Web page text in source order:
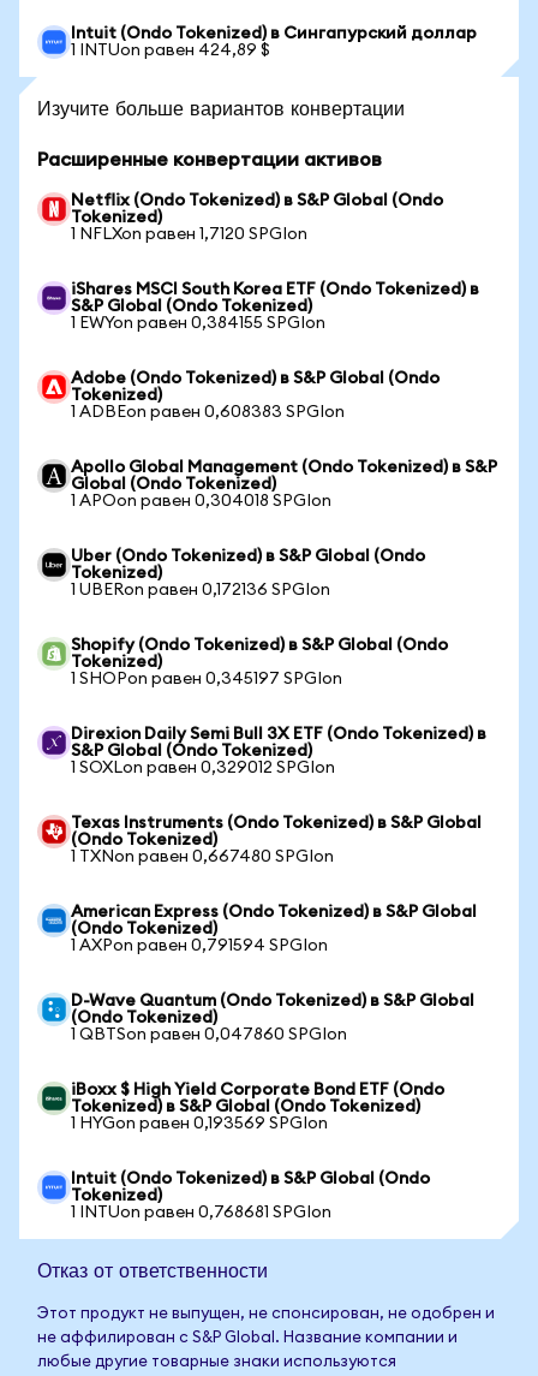
Intuit (Ondo Tokenized) в Сингапурский доллар
1 INTUon равен 424,89 $
Изучите больше вариантов конвертации
Расширенные конвертации активов
Netflix (Ondo Tokenized) в S&P Global (Ondo
Tokenized)
1 NFLXon равен 1,7120 SPGIon
iShares MSCI South Korea ETF (Ondo Tokenized) в
S&P Global (Ondo Tokenized)
1 EWYon равен 0,384155 SPGIon
Adobe (Ondo Tokenized) в S&P Global (Ondo
Tokenized)
1 ADBEon равен 0,608383 SPGIon
Apollo Global Management (Ondo Tokenized) в S&P
Global (Ondo Tokenized)
1 APOon равен 0,304018 SPGIon
Uber (Ondo Tokenized) в S&P Global (Ondo
Tokenized)
1 UBERon равен 0,172136 SPGIon
Shopify (Ondo Tokenized) в S&P Global (Ondo
Tokenized)
1 SHOPon равен 0,345197 SPGIon
Direxion Daily Semi Bull 3X ETF (Ondo Tokenized) в
S&P Global (Ondo Tokenized)
1 SOXLon равен 0,329012 SPGIon
Texas Instruments (Ondo Tokenized) в S&P Global
(Ondo Tokenized)
1 TXNon равен 0,667480 SPGIon
American Express (Ondo Tokenized) в S&P Global
(Ondo Tokenized)
1 AXPon равен 0,791594 SPGIon
D-Wave Quantum (Ondo Tokenized) в S&P Global
(Ondo Tokenized)
1 QBTSon равен 0,047860 SPGIon
iBoxx $ High Yield Corporate Bond ETF (Ondo
Tokenized) в S&P Global (Ondo Tokenized)
1 HYGon равен 0,193569 SPGIon
Intuit (Ondo Tokenized) в S&P Global (Ondo
Tokenized)
1 INTUon равен 0,768681 SPGIon
Отказ от ответственности
Этот продукт не выпущен, не спонсирован, не одобрен и
не аффилирован с S&P Global. Название компании и
любые другие товарные знаки используются